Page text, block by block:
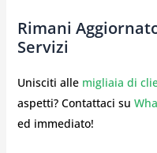
Rimani
Servizi
Unisciti alle migliaia di
aspetti? Contattaci su
ed immediato!